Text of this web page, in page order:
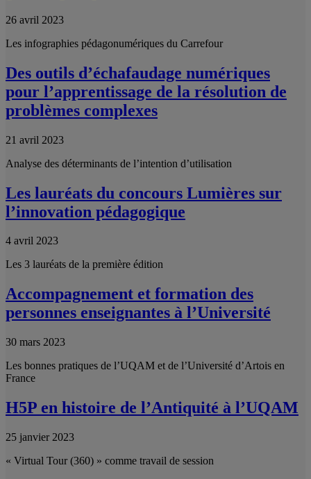
26 avril 2023
Les infographies pédagonumériques du Carrefour
Des outils d’échafaudage numériques
pour l’apprentissage de la résolution de
problèmes complexes
21 avril 2023
Analyse des déterminants de l’intention d’utilisation
Les lauréats du concours Lumières sur
l’innovation pédagogique
4 avril 2023
Les 3 lauréats de la première édition
Accompagnement et formation des
personnes enseignantes à l’Université
30 mars 2023
Les bonnes pratiques de l’UQAM et de l’Université d’Artois en
France
H5P en histoire de l’Antiquité à l’UQAM
25 janvier 2023
« Virtual Tour (360) » comme travail de session